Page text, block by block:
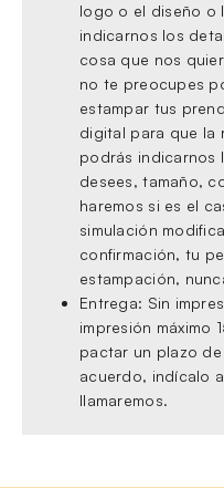
logo o el diseño o
indicarnos los
cosa que nos
no te preocupes
estampar tus
digital para que la
podrás indicarnos
desees, tamaño,
haremos si es el
simulación
confirmación, tu
estampación,
Entrega: Sin
impresión máximo
pactar un plazo
acuerdo, indícalo
llamaremos.